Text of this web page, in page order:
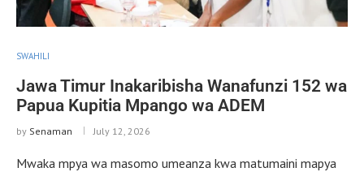
SWAHILI
Jawa Timur Inakaribisha Wanafunzi 152 wa
Papua Kupitia Mpango wa ADEM
by Senaman July 12, 2026
Mwaka mpya wa masomo umeanza kwa matumaini mapya